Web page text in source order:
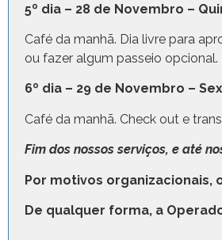
5º dia – 28 de Novembro –
Café da manhã. Dia livre para
ou fazer algum passeio opcional.
6º dia – 29 de Novembro –
Café da manhã. Check out e
Fim dos nossos serviços, e até
Por motivos
De qualquer forma, a